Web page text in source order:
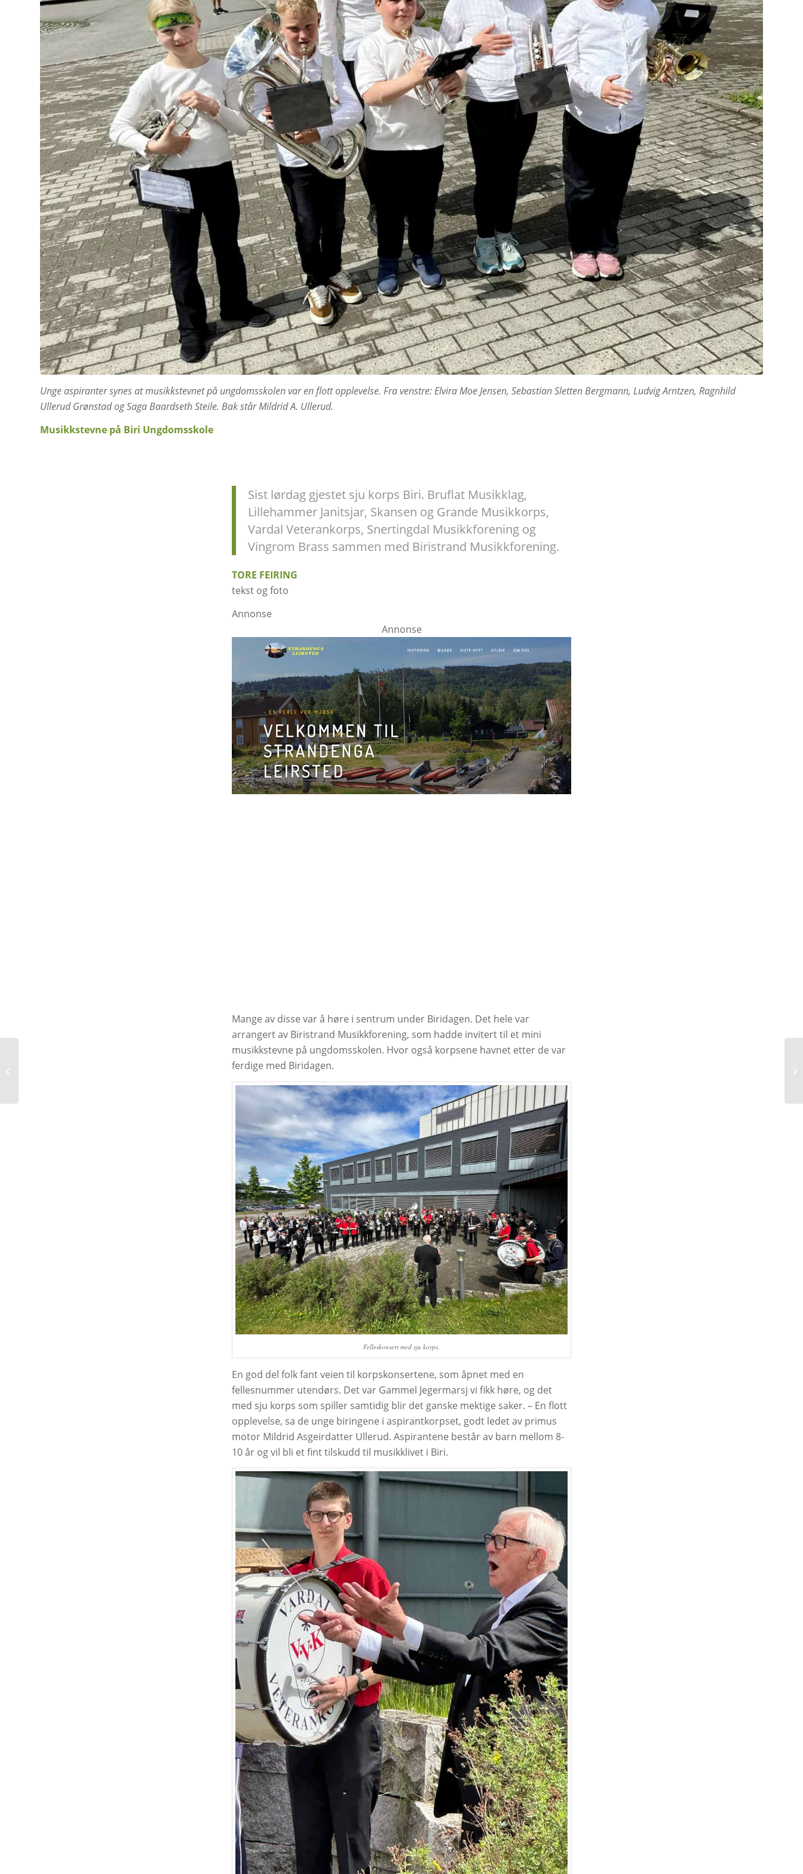
Unge aspiranter synes at musikkstevnet på ungdomsskolen var en flott opplevelse. Fra venstre:Elvira Moe Jensen, Sebastian Sletten Bergmann, Ludvig Arntzen, Ragnhild
Ullerud Grønstad og Saga Baardseth Steile. Bak står Mildrid A. Ullerud.
Musikkstevne på Biri Ungdomsskole
Sist lørdag gjestet sju korps Biri. Bruflat Musikklag,
Lillehammer Janitsjar, Skansen og Grande Musikkorps,
Vardal Veterankorps, Snertingdal Musikkforening og
Vingrom Brass sammen med Biristrand Musikkforening.
TORE FEIRING
tekst og foto
Annonse
Mange av disse var å høre i sentrum under Biridagen. Det hele var
arrangert av Biristrand Musikkforening, som hadde invitert til et mini
musikkstevne på ungdomsskolen. Hvor også korpsene havnet etter de var
ferdige med Biridagen.
Felleskonsert med sju korps.
En god del folk fant veien til korpskonsertene, som åpnet med en
fellesnummer utendørs. Det var Gammel Jegermarsj vi fikk høre, og det
med sju korps som spiller samtidig blir det ganske mektige saker. – En flott
opplevelse, sa de unge biringene i aspirantkorpset, godt ledet av primus
motor Mildrid Asgeirdatter Ullerud. Aspirantene består av barn mellom 8-
10 år og vil bli et fint tilskudd til musikklivet i Biri.